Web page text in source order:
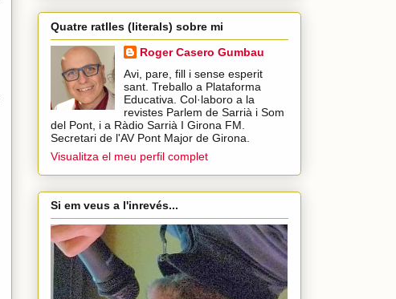
Quatre ratlles (literals) sobre mi
Roger Casero Gumbau
Avi, pare, fill i sense esperit
sant. Treballo a Plataforma
Educativa. Col·laboro a la
revistes Parlem de Sarrià i Som
del Pont, i a Ràdio Sarrià I Girona FM.
Secretari de l'AV Pont Major de Girona.
Visualitza el meu perfil complet
Si em veus a l'inrevés...